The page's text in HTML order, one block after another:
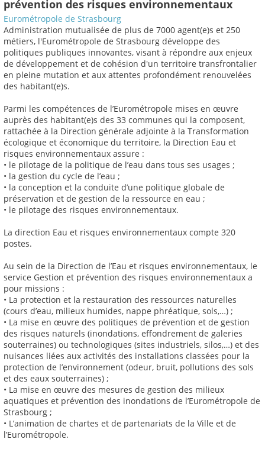
prévention des risques environnementaux
Eurométropole de Strasbourg
Administration mutualisée de plus de 7000 agent(e)s et 250
métiers, l'Eurométropole de Strasbourg développe des
politiques publiques innovantes, visant à répondre aux enjeux
de développement et de cohésion d'un territoire transfrontalier
en pleine mutation et aux attentes profondément renouvelées
des habitant(e)s.
Parmi les compétences de l’Eurométropole mises en œuvre
auprès des habitant(e)s des 33 communes qui la composent,
rattachée à la Direction générale adjointe à la Transformation
écologique et économique du territoire, la Direction Eau et
risques environnementaux assure :
• le pilotage de la politique de l’eau dans tous ses usages ;
• la gestion du cycle de l’eau ;
• la conception et la conduite d’une politique globale de
préservation et de gestion de la ressource en eau ;
• le pilotage des risques environnementaux.
La direction Eau et risques environnementaux compte 320
postes.
Au sein de la Direction de l’Eau et risques environnementaux, le
service Gestion et prévention des risques environnementaux a
pour missions :
• La protection et la restauration des ressources naturelles
(cours d’eau, milieux humides, nappe phréatique, sols,…) ;
• La mise en œuvre des politiques de prévention et de gestion
des risques naturels (inondations, effondrement de galeries
souterraines) ou technologiques (sites industriels, silos,…) et des
nuisances liées aux activités des installations classées pour la
protection de l’environnement (odeur, bruit, pollutions des sols
et des eaux souterraines) ;
• La mise en œuvre des mesures de gestion des milieux
aquatiques et prévention des inondations de l’Eurométropole de
Strasbourg ;
• L’animation de chartes et de partenariats de la Ville et de
l’Eurométropole.